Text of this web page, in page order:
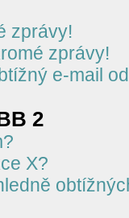
zprávy!
zprávy!
e-mail
2
X?